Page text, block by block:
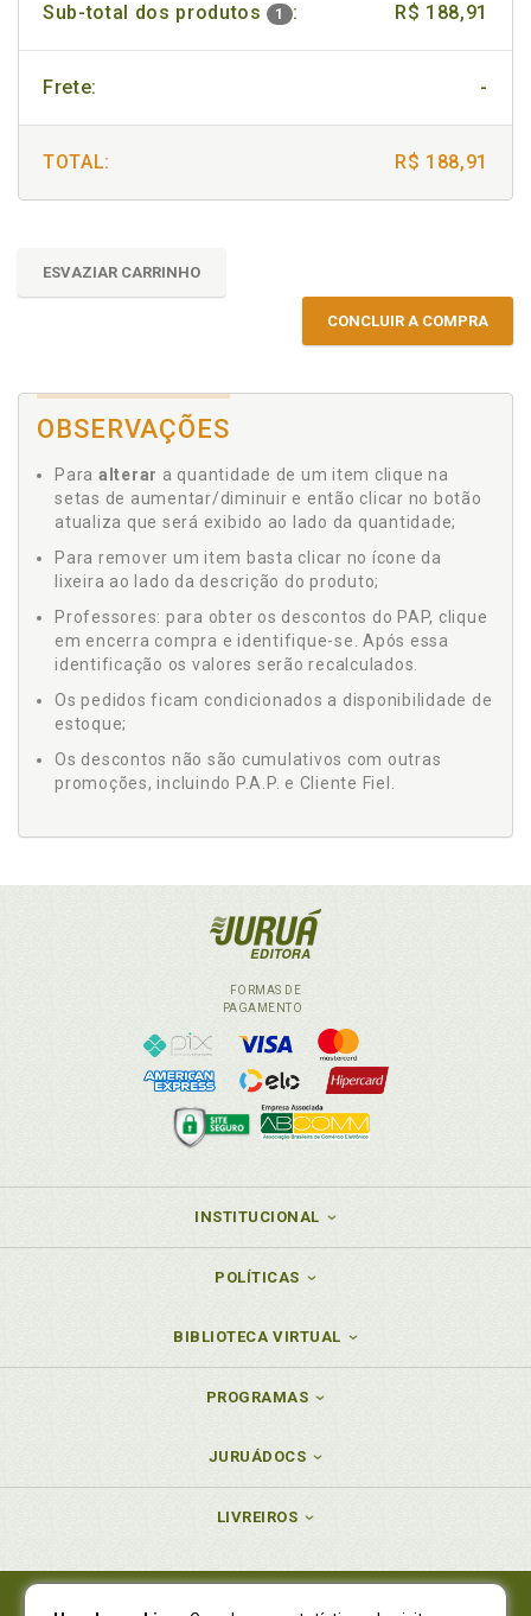
Sub-total dos produtos 1 : R$ 188,91
Frete: -
TOTAL: R$ 188,91
ESVAZIAR CARRINHO
CONCLUIR A COMPRA
OBSERVAÇÕES
Para alterar a quantidade de um item clique na
setas de aumentar/diminuir e então clicar no botão
atualiza que será exibido ao lado da quantidade;
Para remover um item basta clicar no ícone da
lixeira ao lado da descrição do produto;
Professores: para obter os descontos do PAP, clique
em encerra compra e identifique-se. Após essa
identificação os valores serão recalculados.
Os pedidos ficam condicionados a disponibilidade de
estoque;
Os descontos não são cumulativos com outras
promoções, incluindo P.A.P. e Cliente Fiel.
FORMAS DE
PAGAMENTO
INSTITUCIONAL
POLÍTICAS
BIBLIOTECA VIRTUAL
PROGRAMAS
JURUÁDOCS
LIVREIROS